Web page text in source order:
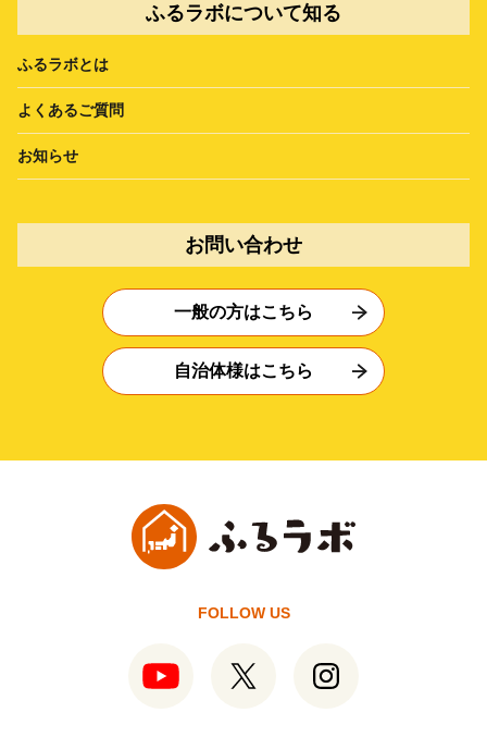
ふるラボについて知る
ふるラボとは
よくあるご質問
お知らせ
お問い合わせ
一般の方はこちら
自治体様はこちら
FOLLOW US